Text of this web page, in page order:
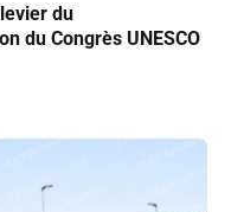
du
du Congrès UNESCO